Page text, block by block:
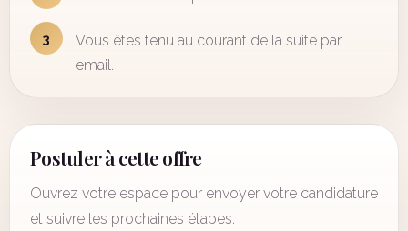
3
Vous êtes tenu au courant de la suite par
email.
Postuler à cette offre
Ouvrez votre espace pour envoyer votre candidature
et suivre les prochaines étapes.